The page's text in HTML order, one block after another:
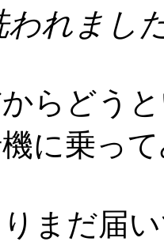
われまし
らどう
に乗っ
まだ届